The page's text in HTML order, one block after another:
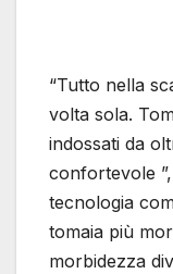
“Tutto nella
volta sola.
indossati da
confortevole
tecnologia
tomaia più
morbidezza